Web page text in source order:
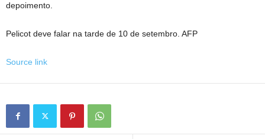
depoimento.
Pelicot deve falar na tarde de 10 de setembro. AFP
Source link